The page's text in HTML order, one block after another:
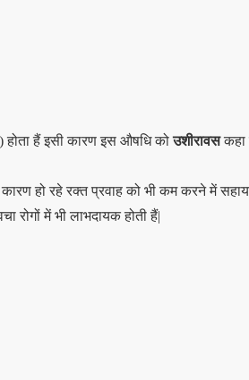
होता हैं इसी कारण इस औषधि कोउशीरावसकहा
हो रहे रक्त प्रवाह को भी कम करने में
रोगों में भी लाभदायक होती हैं|